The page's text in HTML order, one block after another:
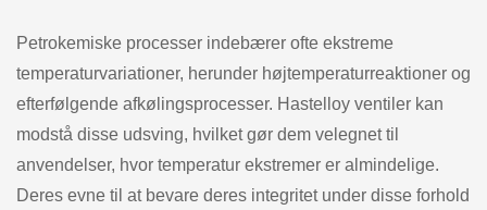
Petrokemiske processer indebærer ofte ekstreme
temperaturvariationer, herunder højtemperaturreaktioner og
efterfølgende afkølingsprocesser. Hastelloy ventiler kan
modstå disse udsving, hvilket gør dem velegnet til
anvendelser, hvor temperatur ekstremer er almindelige.
Deres evne til at bevare deres integritet under disse forhold